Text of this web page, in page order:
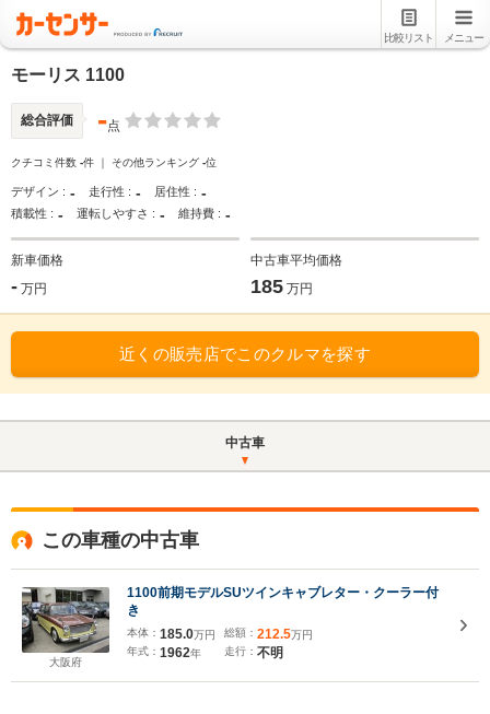
比較リスト メニュー
モーリス 1100
総合評価 -点
クチコミ件数 -件 ｜ その他ランキング -位
デザイン : - 走行性 : - 居住性 : -
積載性 : - 運転しやすさ : - 維持費 : -
新車価格
- 万円
中古車平均価格
185 万円
近くの販売店でこのクルマを探す
中古車
この車種の中古車
大阪府
1100前期モデルSUツインキャブレター・クーラー付
き
本体： 185.0万円
年式： 1962年
総額： 212.5万円
走行： 不明